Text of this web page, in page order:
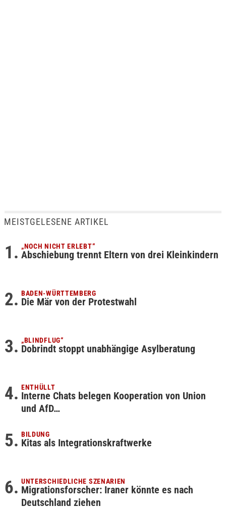
MEISTGELESENE ARTIKEL
„NOCH NICHT ERLEBT“
Abschiebung trennt Eltern von drei Kleinkindern
BADEN-WÜRTTEMBERG
Die Mär von der Protestwahl
„BLINDFLUG“
Dobrindt stoppt unabhängige Asylberatung
ENTHÜLLT
Interne Chats belegen Kooperation von Union
und AfD…
BILDUNG
Kitas als Integrationskraftwerke
UNTERSCHIEDLICHE SZENARIEN
Migrationsforscher: Iraner könnte es nach
Deutschland ziehen